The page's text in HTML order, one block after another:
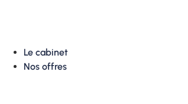
Le cabinet
Nos offres